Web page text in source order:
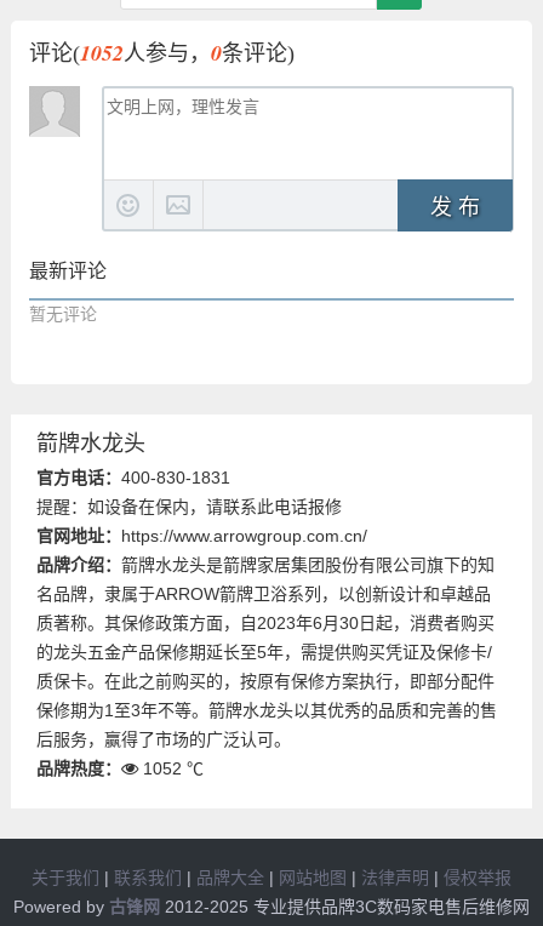
评论(1052人参与， 0条评论)
发 布
最新评论
暂无评论
箭牌水龙头
官方电话： 400-830-1831
提醒：如设备在保内，请联系此电话报修
官网地址： https://www.arrowgroup.com.cn/
品牌介绍： 箭牌水龙头是箭牌家居集团股份有限公司旗下的知
名品牌，隶属于ARROW箭牌卫浴系列，以创新设计和卓越品
质著称。其保修政策方面，自2023年6月30日起，消费者购买
的龙头五金产品保修期延长至5年，需提供购买凭证及保修卡/
质保卡。在此之前购买的，按原有保修方案执行，即部分配件
保修期为1至3年不等。箭牌水龙头以其优秀的品质和完善的售
后服务，赢得了市场的广泛认可。
品牌热度：
1052 ℃
关于我们 | 联系我们 | 品牌大全| 网站地图 | 法律声明 | 侵权举报
Powered by 古锋网 2012-2025 专业提供品牌3C数码家电售后维修网